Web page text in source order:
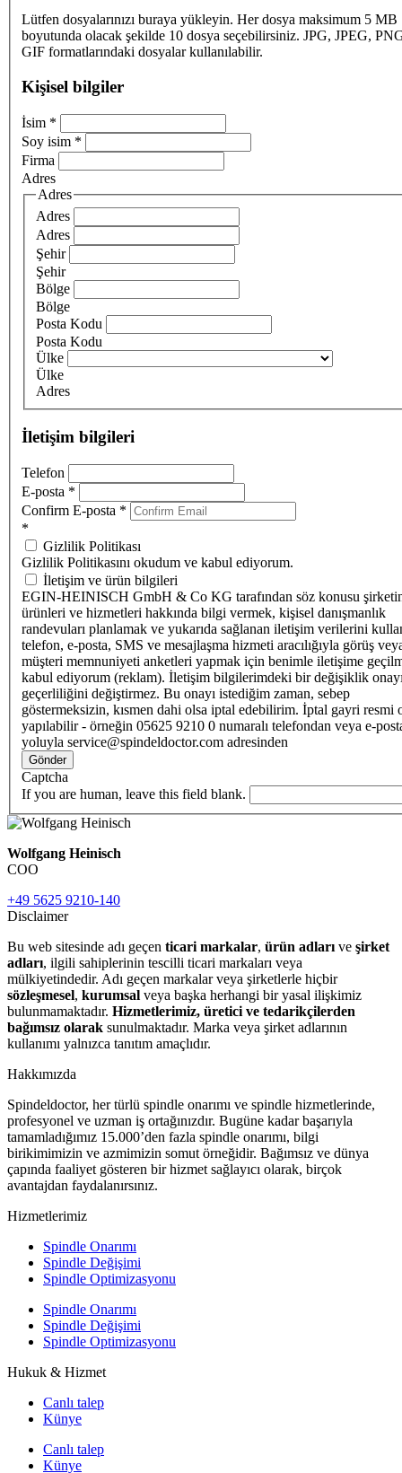
Lütfen dosyalarınızı buraya yükleyin. Her dosya maksimum 5 MB
boyutunda olacak şekilde 10 dosya seçebilirsiniz. JPG, JPEG,
GIF formatlarındaki dosyalar kullanılabilir.
Kişisel bilgiler
İsim *
Soy isim *
Firma
Adres
Adres
Adres
Adres
Şehir
Şehir
Bölge
Bölge
Posta Kodu
Posta Kodu
Ülke
Ülke
Adres
İletişim bilgileri
Telefon
E-posta *
Confirm E-posta *
*
Gizlilik Politikası
Gizlilik Politikasını okudum ve kabul ediyorum.
İletişim ve ürün bilgileri
EGIN-HEINISCH GmbH & Co KG tarafından söz konusu
ürünleri ve hizmetleri hakkında bilgi vermek, kişisel danışmanlık
randevuları planlamak ve yukarıda sağlanan iletişim verilerini
telefon, e-posta, SMS ve mesajlaşma hizmeti aracılığıyla görüş
müşteri memnuniyeti anketleri yapmak için benimle iletişime
kabul ediyorum (reklam). İletişim bilgilerimdeki bir değişiklik
geçerliliğini değiştirmez. Bu onayı istediğim zaman, sebep
göstermeksizin, kısmen dahi olsa iptal edebilirim. İptal gayri resmi
yapılabilir - örneğin 05625 9210 0 numaralı telefondan veya e-
yoluyla service@spindeldoctor.com adresinden
Gönder
Captcha
If you are human, leave this field blank.
Wolfgang Heinisch
COO
+49 5625 9210-140
Disclaimer
Bu web sitesinde adı geçen ticari markalar, ürün adları ve şirket
adları, ilgili sahiplerinin tescilli ticari markaları veya
mülkiyetindedir. Adı geçen markalar veya şirketlerle hiçbir
sözleşmesel, kurumsal veya başka herhangi bir yasal ilişkimiz
bulunmamaktadır. Hizmetlerimiz, üretici ve tedarikçilerden
bağımsız olarak sunulmaktadır. Marka veya şirket adlarının
kullanımı yalnızca tanıtım amaçlıdır.
Hakkımızda
Spindeldoctor, her türlü spindle onarımı ve spindle hizmetlerinde,
profesyonel ve uzman iş ortağınızdır. Bugüne kadar başarıyla
tamamladığımız 15.000’den fazla spindle onarımı, bilgi
birikimimizin ve azmimizin somut örneğidir. Bağımsız ve dünya
çapında faaliyet gösteren bir hizmet sağlayıcı olarak, birçok
avantajdan faydalanırsınız.
Hizmetlerimiz
Spindle Onarımı
Spindle Değişimi
Spindle Optimizasyonu
Spindle Onarımı
Spindle Değişimi
Spindle Optimizasyonu
Hukuk & Hizmet
Canlı talep
Künye
Canlı talep
Künye